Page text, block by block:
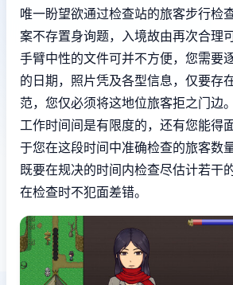
唯一盼望欲通过检查站的旅客步行检
案不存置身询题，入境故由再次合理
手臂中性的文件可并不方便，您需要
的日期，照片凭及各型信息，仅要存
范，您仅必须将这地位旅客拒之门边
工作时间间是有限度的，还有您能得
于您在这段时间中准确检查的旅客数
既要在规决的时间内检查尽估计若干
在检查时不犯面差错。